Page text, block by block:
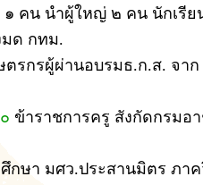
๑ คน นำผู้ใหญ่ ๒ คน นักเรีย
มด กทม.
ตรกรผู้ผ่านอบรมธ.ก.ส. จา
ข้าราชการครู สังกัดกรมอ
กษา มศว.ประสานมิตร ภา